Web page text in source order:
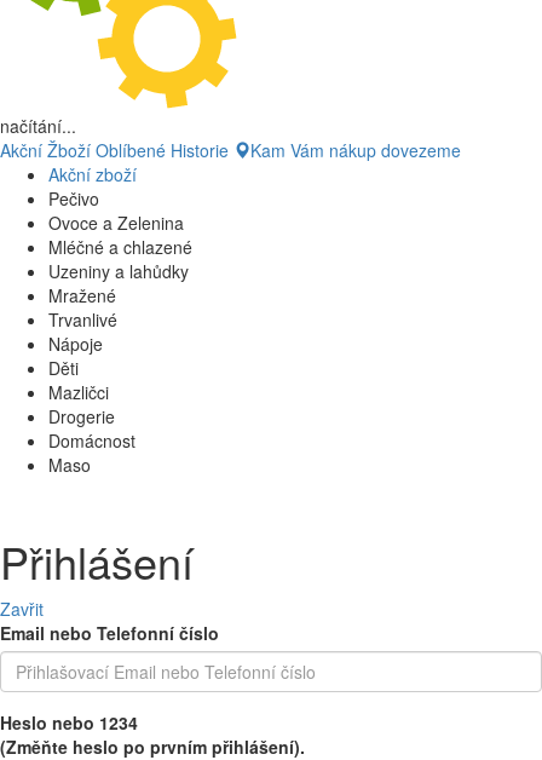
načítání...
Akční Žboží Oblíbené Historie
Kam Vám nákup dovezeme
Akční zboží
Pečivo
Ovoce a Zelenina
Mléčné a chlazené
Uzeniny a lahůdky
Mražené
Trvanlivé
Nápoje
Děti
Mazličci
Drogerie
Domácnost
Maso
Přihlášení
Zavřit
Email nebo Telefonní číslo
Heslo nebo 1234
(Změňte heslo po prvním přihlášení).